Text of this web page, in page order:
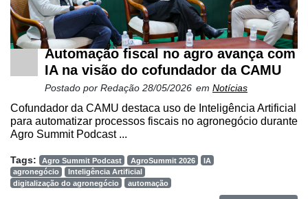
Automação fiscal no agro avança com
IA na visão do cofundador da CAMU
Postado por Redação 28/05/2026 em Notícias
Cofundador da CAMU destaca uso de Inteligência Artificial
para automatizar processos fiscais no agronegócio durante
Agro Summit Podcast ...
Tags: Agro Summit Podcast AgroSummit 2026
IA
agronegócio
Inteligência Artificial
digitalização do agronegócio
automação